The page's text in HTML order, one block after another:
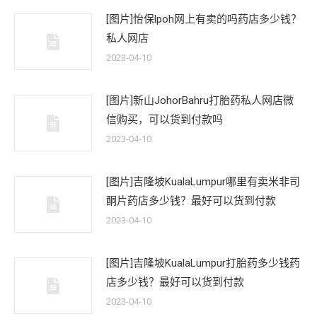
[图片]怡保lpoh网上有卖的吗药店多少钱？
私人网店
2023-04-10
[图片]新山JohorBahru打胎药私人网店微
信购买，可以货到付款吗
2023-04-10
[图片]吉隆坡KualaLumpur哪里有卖米非司
酮片药店多少钱？最好可以货到付款
2023-04-10
[图片]吉隆坡KualaLumpur打胎药多少钱药
店多少钱？最好可以货到付款
2023-04-10